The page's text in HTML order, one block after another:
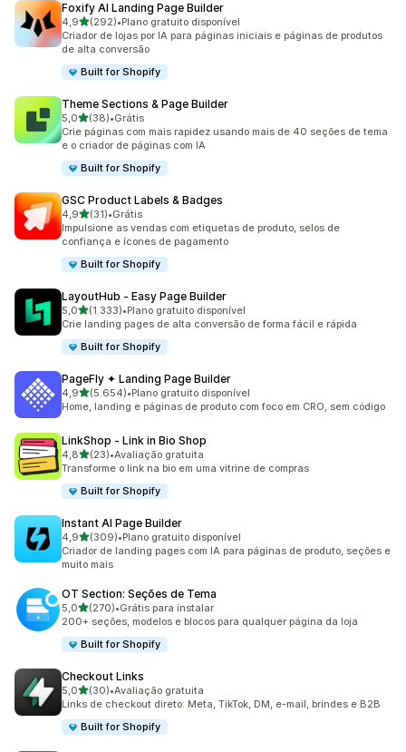
Foxify AI Landing Page Builder
4,9de 5 estrelas
(292)
292 avaliações ao todo
•Plano gratuito disponível
Criador de lojas por IA para páginas iniciais e páginas de produtos
de alta conversão
Built for Shopify
Theme Sections & Page Builder
5,0de 5 estrelas
(38)
38 avaliações ao todo
•Grátis
Crie páginas com mais rapidez usando mais de 40 seções de tema
e o criador de páginas com IA
Built for Shopify
GSC Product Labels & Badges
4,9de 5 estrelas
(31)
31 avaliações ao todo
•Grátis
Impulsione as vendas com etiquetas de produto, selos de
confiança e ícones de pagamento
Built for Shopify
LayoutHub ‑ Easy Page Builder
5,0de 5 estrelas
(1.333)
1333 avaliações ao todo
•Plano gratuito disponível
Crie landing pages de alta conversão de forma fácil e rápida
Built for Shopify
PageFly ✦ Landing Page Builder
4,9de 5 estrelas
(5.654)
5654 avaliações ao todo
•Plano gratuito disponível
Home, landing e páginas de produto com foco em CRO, sem código
LinkShop ‑ Link in Bio Shop
4,8de 5 estrelas
(23)
23 avaliações ao todo
•Avaliação gratuita
Transforme o link na bio em uma vitrine de compras
Built for Shopify
Instant AI Page Builder
4,9de 5 estrelas
(309)
309 avaliações ao todo
•Plano gratuito disponível
Criador de landing pages com IA para páginas de produto, seções e
muito mais
OT Section: Seções de Tema
5,0de 5 estrelas
(270)
270 avaliações ao todo
•Grátis para instalar
200+ seções, modelos e blocos para qualquer página da loja
Built for Shopify
Checkout Links
5,0de 5 estrelas
(30)
30 avaliações ao todo
•Avaliação gratuita
Links de checkout direto: Meta, TikTok, DM, e-mail, brindes e B2B
Built for Shopify